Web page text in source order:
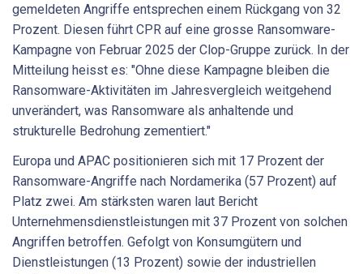
gemeldeten Angriffe entsprechen einem Rückgang von 32
Prozent. Diesen führt CPR auf eine grosse Ransomware-
Kampagne von Februar 2025 der Clop-Gruppe zurück. In der
Mitteilung heisst es: "Ohne diese Kampagne bleiben die
Ransomware-Aktivitäten im Jahresvergleich weitgehend
unverändert, was Ransomware als anhaltende und
strukturelle Bedrohung zementiert."
Europa und APAC positionieren sich mit 17 Prozent der
Ransomware-Angriffe nach Nordamerika (57 Prozent) auf
Platz zwei. Am stärksten waren laut Bericht
Unternehmensdienstleistungen mit 37 Prozent von solchen
Angriffen betroffen. Gefolgt von Konsumgütern und
Dienstleistungen (13 Prozent) sowie der industriellen